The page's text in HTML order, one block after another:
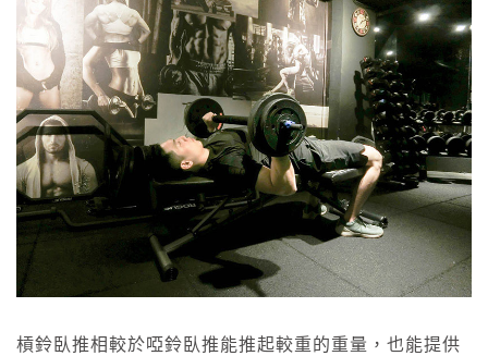
槓鈴臥推相較於啞鈴臥推能推起較重的重量，也能提供